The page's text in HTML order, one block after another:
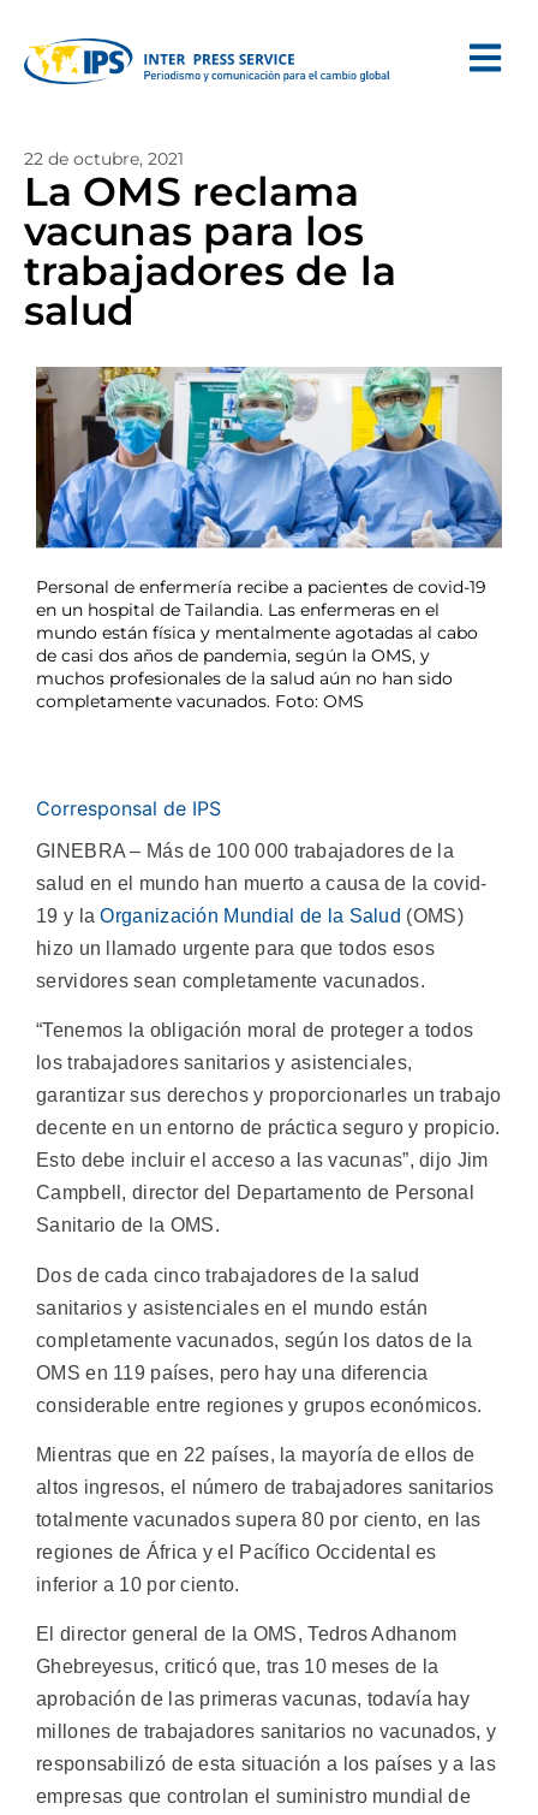
22 de octubre, 2021
La OMS reclama
vacunas para los
trabajadores de la
salud
Personal de enfermería recibe a pacientes de covid-19
en un hospital de Tailandia. Las enfermeras en el
mundo están física y mentalmente agotadas al cabo
de casi dos años de pandemia, según la OMS, y
muchos profesionales de la salud aún no han sido
completamente vacunados. Foto: OMS
Corresponsal de IPS
GINEBRA – Más de 100 000 trabajadores de la
salud en el mundo han muerto a causa de la covid-
19 y laOrganización Mundial de la Salud (OMS)
hizo un llamado urgente para que todos esos
servidores sean completamente vacunados.
“Tenemos la obligación moral de proteger a todos
los trabajadores sanitarios y asistenciales,
garantizar sus derechos y proporcionarles un trabajo
decente en un entorno de práctica seguro y propicio.
Esto debe incluir el acceso a las vacunas”, dijo Jim
Campbell, director del Departamento de Personal
Sanitario de la OMS.
Dos de cada cinco trabajadores de la salud
sanitarios y asistenciales en el mundo están
completamente vacunados, según los datos de la
OMS en 119 países, pero hay una diferencia
considerable entre regiones y grupos económicos.
Mientras que en 22 países, la mayoría de ellos de
altos ingresos, el número de trabajadores sanitarios
totalmente vacunados supera 80 por ciento, en las
regiones de África y el Pacífico Occidental es
inferior a 10 por ciento.
El director general de la OMS, Tedros Adhanom
Ghebreyesus, criticó que, tras 10 meses de la
aprobación de las primeras vacunas, todavía hay
millones de trabajadores sanitarios no vacunados, y
responsabilizó de esta situación a los países y a las
empresas que controlan el suministro mundial de